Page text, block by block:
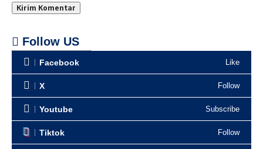
Follow US
Facebook Like
X Follow
Youtube Subscribe
Tiktok Follow